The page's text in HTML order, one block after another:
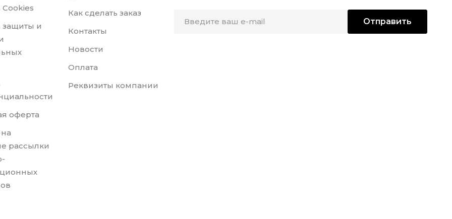
защиты и
оферта
рассылки
Как сделать заказ
Контакты
Новости
Оплата
Реквизиты компании
Отправить